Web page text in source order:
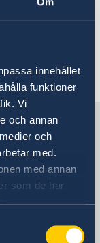
innehållet
funktioner
Vi
och annan
och
med.
med annan
som de har